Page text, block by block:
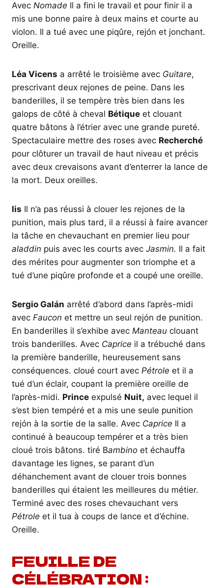
Avec Nomade Il a fini le travail et pour finir il a
mis une bonne paire à deux mains et courte au
violon. Il a tué avec une piqûre, rejón et jonchant.
Oreille.
Léa Vicens a arrêté le troisième avec Guitare,
prescrivant deux rejones de peine. Dans les
banderilles, il se tempère très bien dans les
galops de côté à cheval Bétique et clouant
quatre bâtons à l’étrier avec une grande pureté.
Spectaculaire mettre des roses avec Recherché
pour clôturer un travail de haut niveau et précis
avec deux crevaisons avant d’enterrer la lance de
la mort. Deux oreilles.
lis Il n’a pas réussi à clouer les rejones de la
punition, mais plus tard, il a réussi à faire avancer
la tâche en chevauchant en premier lieu pour
aladdin puis avec les courts avec Jasmin. Il a fait
des mérites pour augmenter son triomphe et a
tué d’une piqûre profonde et a coupé une oreille.
Sergio Galán arrêté d’abord dans l’après-midi
avec Faucon et mettre un seul rejón de punition.
En banderilles il s’exhibe avec Manteau clouant
trois banderilles. Avec Caprice il a trébuché dans
la première banderille, heureusement sans
conséquences. cloué court avec Pétrole et il a
tué d’un éclair, coupant la première oreille de
l’après-midi. Prince expulsé Nuit, avec lequel il
s’est bien tempéré et a mis une seule punition
rejón à la sortie de la salle. Avec Caprice Il a
continué à beaucoup tempérer et a très bien
cloué trois bâtons. tiré Bambino et échauffa
davantage les lignes, se parant d’un
déhanchement avant de clouer trois bonnes
banderilles qui étaient les meilleures du métier.
Terminé avec des roses chevauchant vers
Pétrole et il tua à coups de lance et d’échine.
Oreille.
FEUILLE DE
CÉLÉBRATION :